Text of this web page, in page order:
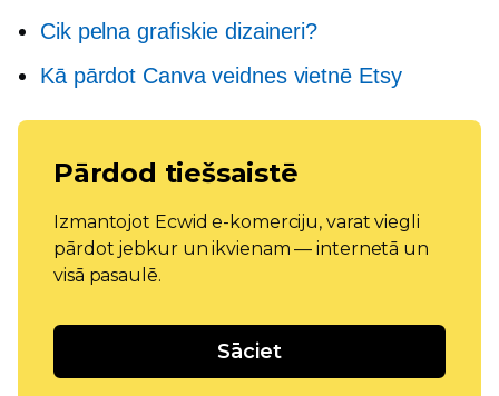
Cik pelna grafiskie dizaineri?
Kā pārdot Canva veidnes vietnē Etsy
Pārdod tiešsaistē
Izmantojot Ecwid e-komerciju, varat viegli
pārdot jebkur un ikvienam — internetā un
visā pasaulē.
Sāciet